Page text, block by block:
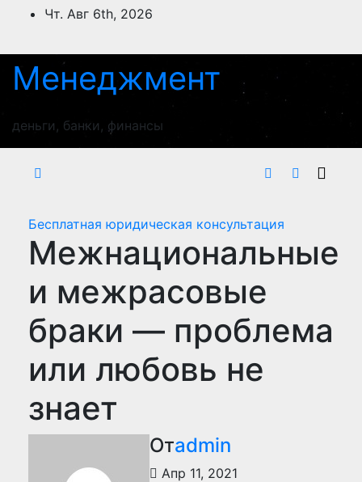
ПерейтиЧт. Авг 6th, 2026
Менеджмент
деньги, банки, финансы
Бесплатная юридическая консультация
Межнациональные
и межрасовые
браки — проблема
или любовь не
знает
Отadmin
Апр 11, 2021